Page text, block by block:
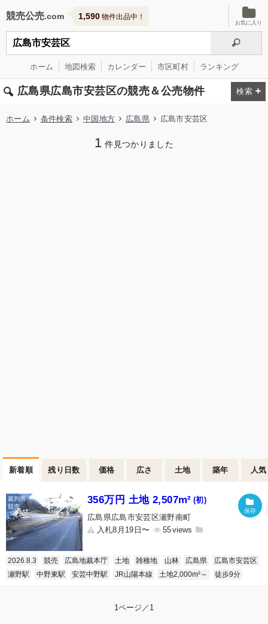
競売公売 1,590 物件出品中！
お気に入り
ホーム 地図検索 カレンダー 市区町村 ランキング
広島県広島市安芸区の競売＆公売物件
ホーム 条件検索 中国地方 広島県 広島市安芸区
1 件見つかりました
新着順 残り日数 価格 広さ 土地 築年 人気
356万円 土地 2,507m² (初)
広島県広島市安芸区瀬野南町
入札8月19日〜
55
2026.8.3 競売 広島地裁本庁 土地 雑種地 山林 広島県
広島市安芸区
瀬野駅
中野東駅 安芸中野駅 JR山陽本線 土地2,000m²～ 徒歩9分
1ページ／1